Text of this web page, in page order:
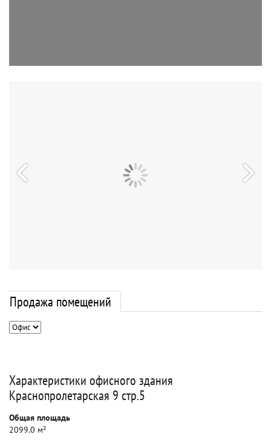
Продажа помещений
Характеристики офисного здания
Краснопролетарская 9 стр.5
Общая площадь
2099.0 м²